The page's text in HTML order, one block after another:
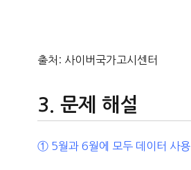
출처: 사이버국가고시센터
문제 해설
① 5월과 6월에 모두 데이터 사용